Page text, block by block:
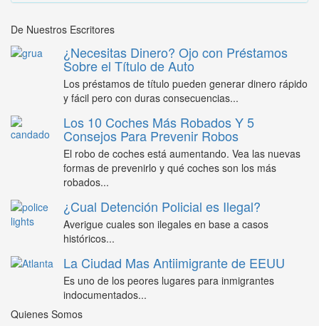
De Nuestros Escritores
¿Necesitas Dinero? Ojo con Préstamos
Sobre el Título de Auto
Los préstamos de título pueden generar dinero rápido
y fácil pero con duras consecuencias...
Los 10 Coches Más Robados Y 5
Consejos Para Prevenir Robos
El robo de coches está aumentando. Vea las nuevas
formas de prevenirlo y qué coches son los más
robados...
¿Cual Detención Policial es Ilegal?
Averigue cuales son ilegales en base a casos
históricos...
La Ciudad Mas Antiimigrante de EEUU
Es uno de los peores lugares para inmigrantes
indocumentados...
Quienes Somos